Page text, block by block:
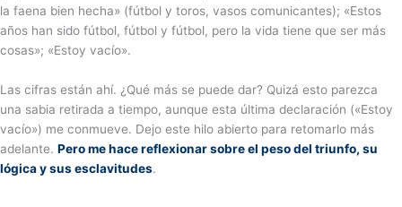
la faena bien hecha» (fútbol y toros, vasos comunicantes); «Estos
años han sido fútbol, fútbol y fútbol, pero la vida tiene que ser más
cosas»; «Estoy vacío».
Las cifras están ahí. ¿Qué más se puede dar? Quizá esto parezca
una sabia retirada a tiempo, aunque esta última declaración («Estoy
vacío») me conmueve. Dejo este hilo abierto para retomarlo más
adelante. Pero me hace reflexionar sobre el peso del triunfo, su
lógica y sus esclavitudes.